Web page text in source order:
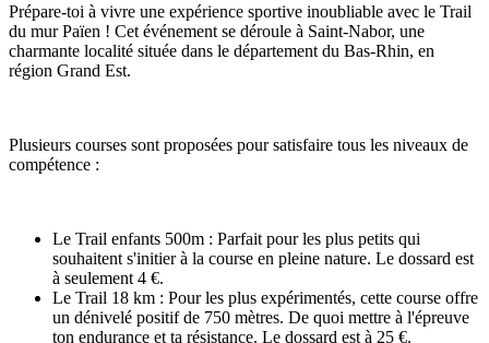
Prépare-toi à vivre une expérience sportive inoubliable avec le Trail
du mur Païen ! Cet événement se déroule à Saint-Nabor, une
charmante localité située dans le département du Bas-Rhin, en
région Grand Est.
Plusieurs courses sont proposées pour satisfaire tous les niveaux de
compétence :
Le Trail enfants 500m : Parfait pour les plus petits qui
souhaitent s'initier à la course en pleine nature. Le dossard est
à seulement 4 €.
Le Trail 18 km : Pour les plus expérimentés, cette course offre
un dénivelé positif de 750 mètres. De quoi mettre à l'épreuve
ton endurance et ta résistance. Le dossard est à 25 €.